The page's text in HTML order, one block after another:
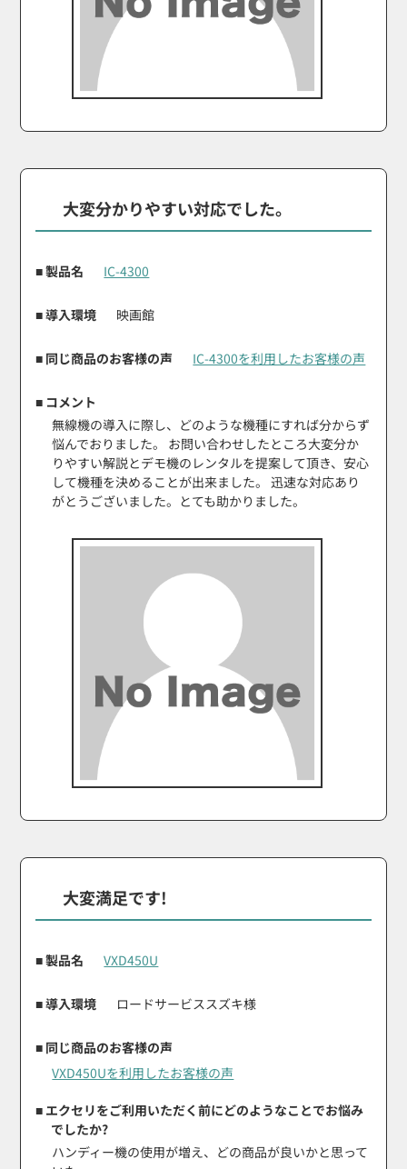
大変分かりやすい対応でした。
■ 製品名 IC-4300
■ 導入環境 映画館
■ 同じ商品のお客様の声 IC-4300を利用したお客様の声
■ コメント
無線機の導入に際し、どのような機種にすれば分からず
悩んでおりました。 お問い合わせしたところ大変分か
りやすい解説とデモ機のレンタルを提案して頂き、安心
して機種を決めることが出来ました。 迅速な対応あり
がとうございました。とても助かりました。
大変満足です!
■ 製品名 VXD450U
■ 導入環境 ロードサービススズキ様
■ 同じ商品のお客様の声
VXD450Uを利用したお客様の声
■ エクセリをご利用いただく前にどのようなことでお悩み
でしたか?
ハンディー機の使用が増え、どの商品が良いかと思って